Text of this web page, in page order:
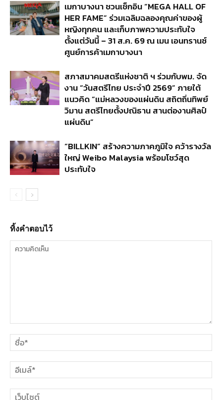
เมกาบางนา ชวนเช็กอิน “MEGA HALL OF
HER FAME” ร่วมเฉลิมฉลองคุณค่าของผู้
หญิงทุกคน และเก็บภาพความประทับใจ
ตั้งแต่วันนี้ – 31 ส.ค. 69 ณ เมน เอนทรานซ์
ศูนย์การค้าเมกาบางนา
สภาสมาคมสตรีแห่งชาติ ฯ ร่วมกับพม. จัด
งาน “วันสตรีไทย ประจำปี 2569” ภายใต้
แนวคิด “แม่หลวงของแผ่นดิน สถิตถิ่นทิพย์
วิมาน สตรีไทยตั้งปณิธาน สานต่องานศิลป์
แผ่นดิน”
“BILLKIN” สร้างความภาคภูมิใจ คว้ารางวัล
ใหญ่ Weibo Malaysia พร้อมโชว์สุด
ประทับใจ
ทิ้งคำตอบไว้